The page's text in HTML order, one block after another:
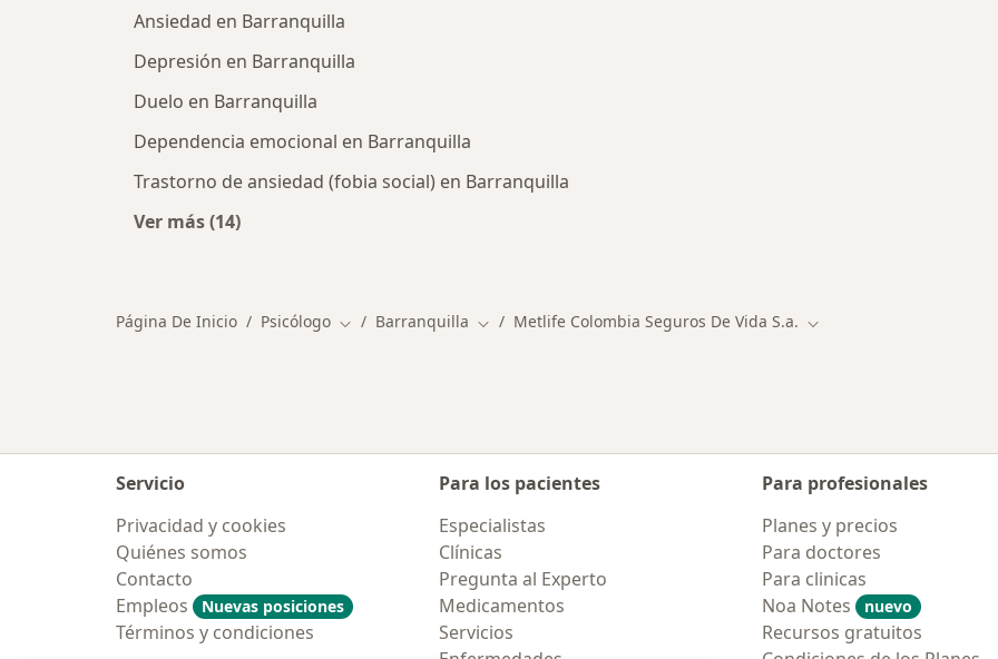
Ansiedad en Barranquilla
Depresión en Barranquilla
Duelo en Barranquilla
Dependencia emocional en Barranquilla
Trastorno de ansiedad (fobia social) en Barranquilla
Ver más (14)
Página De Inicio Psicólogo Cambiar de ciudad
Barranquilla Cambiar de ciudad
Metlife Colombia Seguros De Vida S.a. Cambiar de ciudad
Servicio
Privacidad y cookies
Quiénes somos
Contacto
Empleos
Nuevas posiciones
Términos y condiciones
Para los pacientes
Especialistas
Clínicas
Pregunta al Experto
Medicamentos
Servicios
Para profesionales
Planes y precios
Para doctores
Para clinicas
Noa Notes
nuevo
Recursos gratuitos